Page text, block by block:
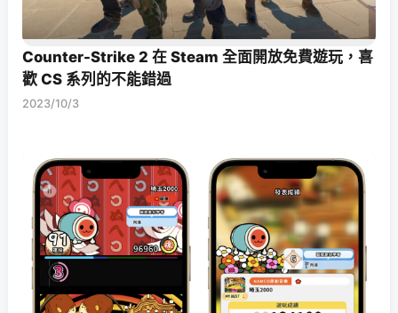
Counter-Strike 2 在 Steam 全面開放免費遊玩，喜
歡 CS 系列的不能錯過
2023/10/3